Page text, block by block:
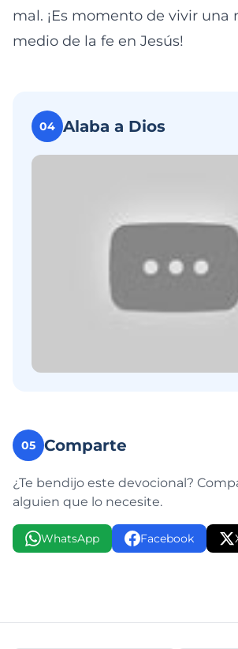
mal. ¡Es momento de vivir una
medio de la fe en Jesús!
04 Alaba a Dios
05 Comparte
¿Te bendijo este devocional?
alguien que lo necesite.
WhatsApp Facebook